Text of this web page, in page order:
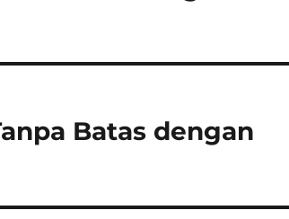
Batas dengan